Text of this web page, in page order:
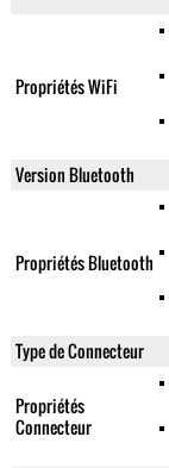
Propriétés WiFi
Version Bluetooth
Propriétés Bluetooth
Type de Connecteur
Propriétés
Connecteur